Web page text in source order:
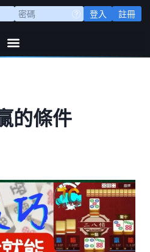
登入 註冊
的條件